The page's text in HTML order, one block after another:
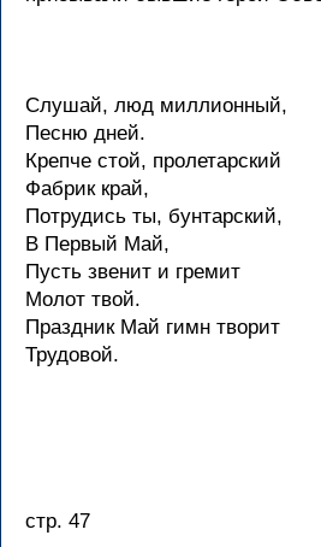
Слушай, люд миллионный,
Песню дней.
Крепче стой, пролетарский
Фабрик край,
Потрудись ты, бунтарский,
В Первый Май,
Пусть звенит и гремит
Молот твой.
Праздник Май гимн творит
Трудовой.
стр. 47